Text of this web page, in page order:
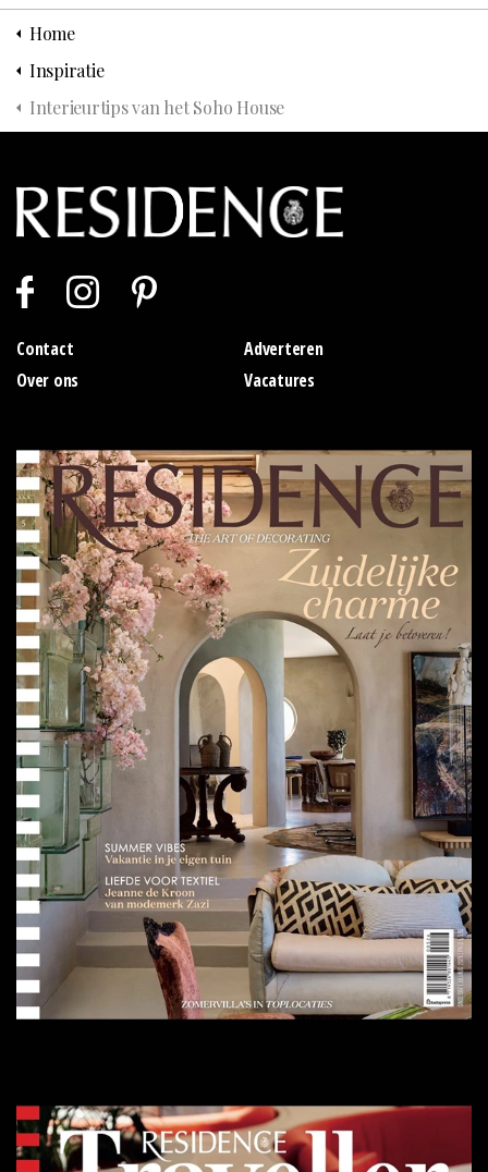
Home
Inspiratie
Interieurtips van het Soho House
Contact
Adverteren
Over ons
Vacatures